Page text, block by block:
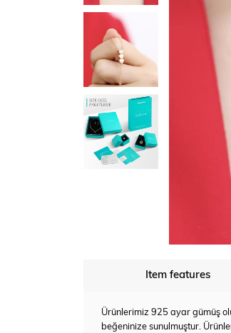
Item features
Ürünlerimiz 925 ayar gümüş
beğeninize sunulmuştur.